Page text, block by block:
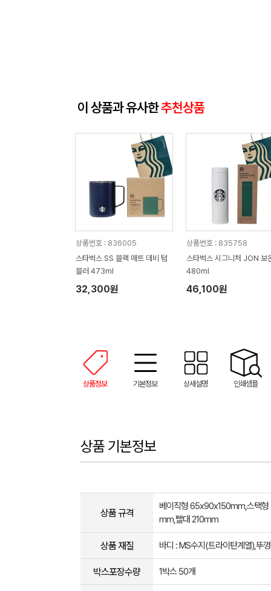
이 상품과 유사한추천상품
상품번호 : 836005
스타벅스 SS 블랙 매트 데비 텀
블러 473ml
32,300원
상품번호 : 835758
스타벅스 시그니처 JON 보
480ml
46,100원
상품정보 기본정보 상세설명 인쇄샘플
상품 기본정보
상품 규격
베이직형 65x90x150mm,스택
mm,빨대 210mm
상품 재질 바디 : MS수지(트라이탄계열),뚜
박스포장수량 1박스 50개